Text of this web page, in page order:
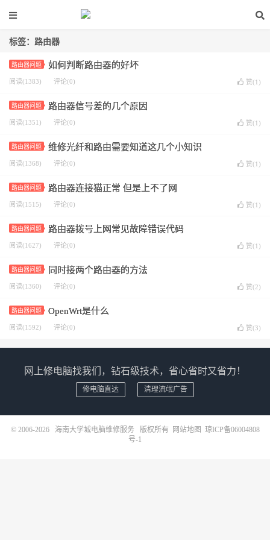
标签：路由器
路由器问题 如何判断路由器的好坏
阅读(1383) 评论(0) 赞(1 )
路由器问题 路由器信号差的几个原因
阅读(1351) 评论(0) 赞(1 )
路由器问题 维修光纤和路由需要知道这几个小知识
阅读(1368) 评论(0) 赞(1 )
路由器问题 路由器连接猫正常 但是上不了网
阅读(1515) 评论(0) 赞(1 )
路由器问题 路由器拨号上网常见故障错误代码
阅读(1627) 评论(0) 赞(1 )
路由器问题 同时接两个路由器的方法
阅读(1360) 评论(0) 赞(2)
路由器问题 OpenWrt是什么
阅读(1592) 评论(0) 赞(3)
网上修电脑找我们，钻石级技术，省心省时又省力！
修电脑直达 清理流氓广告
© 2006-2026 海南大学城电脑维修服务 版权所有 网站地图 琼ICP备06004808
号-1